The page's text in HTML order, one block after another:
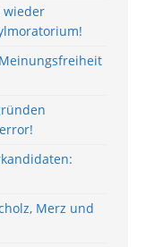
wieder
Merz und